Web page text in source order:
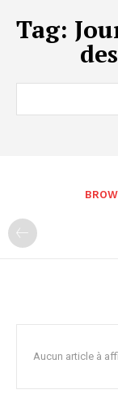
Tag:
Aucun article à